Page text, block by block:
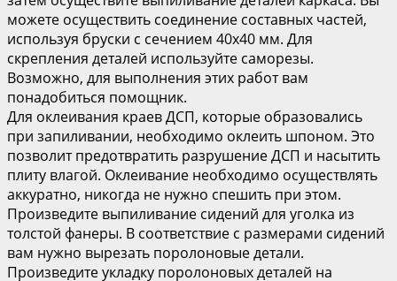
можете осуществить соединение составных частей,
используя бруски с сечением 40х40 мм. Для
скрепления деталей используйте саморезы.
Возможно, для выполнения этих работ вам
понадобиться помощник.
Для оклеивания краев ДСП, которые образовались
при запиливании, необходимо оклеить шпоном. Это
позволит предотвратить разрушение ДСП и насытить
плиту влагой. Оклеивание необходимо осуществлять
аккуратно, никогда не нужно спешить при этом.
Произведите выпиливание сидений для уголка из
толстой фанеры. В соответствие с размерами сидений
вам нужно вырезать поролоновые детали.
Произведите укладку поролоновых деталей на